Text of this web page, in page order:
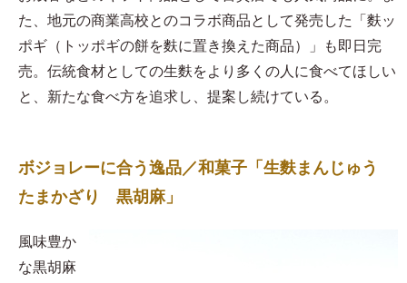
た、地元の商業高校とのコラボ商品として発売した「麩ッ
ポギ（トッポギの餅を麩に置き換えた商品）」も即日完
売。伝統食材としての生麩をより多くの人に食べてほしい
と、新たな食べ方を追求し、提案し続けている。
ボジョレーに合う逸品／和菓子「生麩まんじゅう
たまかざり 黒胡麻」
風味豊か
な黒胡麻